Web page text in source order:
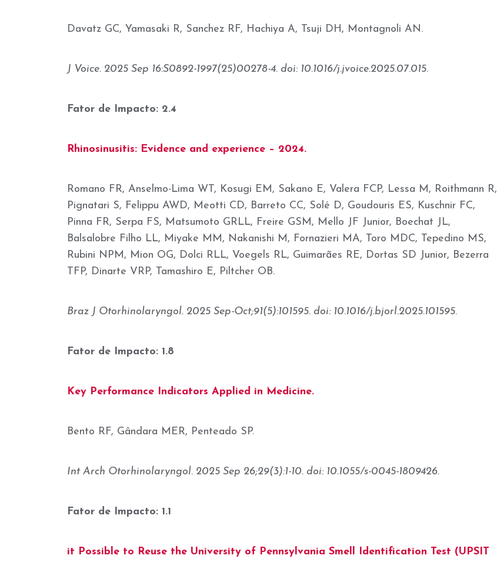
Davatz GC, Yamasaki R, Sanchez RF, Hachiya A, Tsuji DH, Montagnoli AN.
J Voice. 2025 Sep 16:S0892-1997(25)00278-4. doi: 10.1016/j.jvoice.2025.07.015.
Fator de Impacto: 2.4
Rhinosinusitis: Evidence and experience – 2024.
Romano FR, Anselmo-Lima WT, Kosugi EM, Sakano E, Valera FCP, Lessa M, Roithmann R,
Pignatari S, Felippu AWD, Meotti CD, Barreto CC, Solé D, Goudouris ES, Kuschnir FC,
Pinna FR, Serpa FS, Matsumoto GRLL, Freire GSM, Mello JF Junior, Boechat JL,
Balsalobre Filho LL, Miyake MM, Nakanishi M, Fornazieri MA, Toro MDC, Tepedino MS,
Rubini NPM, Mion OG, Dolci RLL, Voegels RL, Guimarães RE, Dortas SD Junior, Bezerra
TFP, Dinarte VRP, Tamashiro E, Piltcher OB.
Braz J Otorhinolaryngol. 2025 Sep-Oct;91(5):101595. doi: 10.1016/j.bjorl.2025.101595.
Fator de Impacto: 1.8
Key Performance Indicators Applied in Medicine.
Bento RF, Gândara MER, Penteado SP.
Int Arch Otorhinolaryngol. 2025 Sep 26;29(3):1-10. doi: 10.1055/s-0045-1809426.
Fator de Impacto: 1.1
it Possible to Reuse the University of Pennsylvania Smell Identification Test (UPSIT